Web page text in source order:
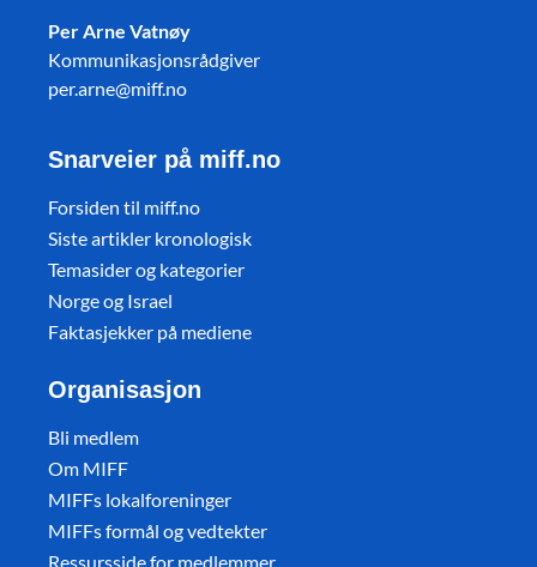
Per Arne Vatnøy
Kommunikasjonsrådgiver
per.arne@miff.no
Snarveier på miff.no
Forsiden til miff.no
Siste artikler kronologisk
Temasider og kategorier
Norge og Israel
Faktasjekker på mediene
Organisasjon
Bli medlem
Om MIFF
MIFFs lokalforeninger
MIFFs formål og vedtekter
Ressursside for medlemmer